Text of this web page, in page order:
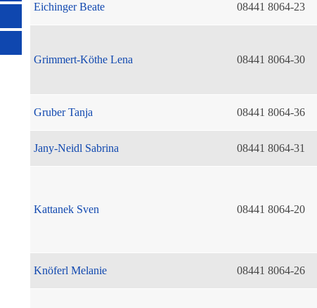
Eichinger Beate 08441 8064-23
Grimmert-Köthe Lena 08441 8064-30
Gruber Tanja 08441 8064-36
Jany-Neidl Sabrina 08441 8064-31
Kattanek Sven
08441 8064-20
Knöferl Melanie 08441 8064-26